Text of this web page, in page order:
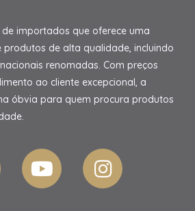
importados que oferece uma
de alta qualidade, incluindo
renomadas. Com preços
ao cliente excepcional, a
óbvia para quem procura produtos